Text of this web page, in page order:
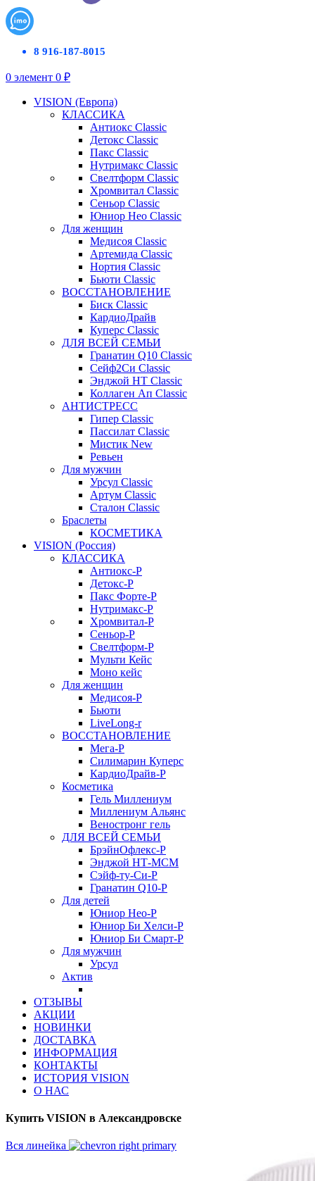
8 916-187-8015
0 элемент 0 ₽
VISION (Европа)
КЛАССИКА
Антиокс Classic
Детокс Classic
Пакс Classic
Нутримакс Classic
Свелтформ Classic
Хромвитал Classic
Сеньор Classic
Юниор Нео Classic
Для женщин
Медисоя Classic
Артемида Classic
Нортия Classic
Бьюти Classic
ВОССТАНОВЛЕНИЕ
Биск Classic
КардиоДрайв
Куперс Classic
ДЛЯ ВСЕЙ СЕМЬИ
Гранатин Q10 Classic
Сейф2Си Classic
Энджой НТ Classic
Коллаген Ап Classic
АНТИСТРЕСС
Гипер Classic
Пассилат Classic
Мистик New
Ревьен
Для мужчин
Урсул Classic
Артум Classic
Сталон Classic
Браслеты
КОСМЕТИКА
VISION (Россия)
КЛАССИКА
Антиокс-Р
Детокс-Р
Пакс Форте-Р
Нутримакс-Р
Хромвитал-Р
Сеньор-Р
Свелтформ-Р
Мульти Кейс
Моно кейс
Для женщин
Медисоя-Р
Бьюти
LiveLong-r
ВОССТАНОВЛЕНИЕ
Мега-Р
Силимарин Куперс
КардиоДрайв-Р
Косметика
Гель Миллениум
Миллениум Альянс
Веностронг гель
ДЛЯ ВСЕЙ СЕМЬИ
БрэйнОфлекс-Р
Энджой НТ-МСМ
Сэйф-ту-Си-Р
Гранатин Q10-Р
Для детей
Юниор Нео-Р
Юниор Би Хелси-Р
Юниор Би Смарт-Р
Для мужчин
Урсул
Актив
ОТЗЫВЫ
АКЦИИ
НОВИНКИ
ДОСТАВКА
ИНФОРМАЦИЯ
КОНТАКТЫ
ИСТОРИЯ VISION
О НАС
Купить VISION в Александровске
Вся линейка